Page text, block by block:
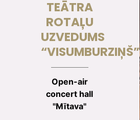
TEĀTRA
ROTAĻU
UZVEDUMS
“VISUMBURZIŅŠ”
Open-air
concert hall
"Mītava"